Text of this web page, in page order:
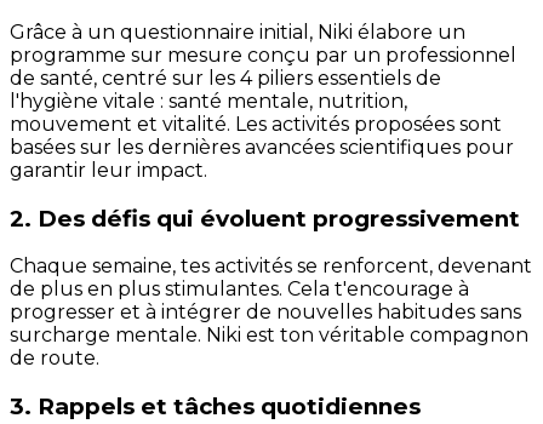
Grâce à un questionnaire initial, Niki élabore un
programme sur mesure conçu par un professionnel
de santé, centré sur les 4 piliers essentiels de
l'hygiène vitale : santé mentale, nutrition,
mouvement et vitalité. Les activités proposées sont
basées sur les dernières avancées scientifiques pour
garantir leur impact.
2. Des défis qui évoluent progressivement
Chaque semaine, tes activités se renforcent, devenant
de plus en plus stimulantes. Cela t'encourage à
progresser et à intégrer de nouvelles habitudes sans
surcharge mentale. Niki est ton véritable compagnon
de route.
3. Rappels et tâches quotidiennes